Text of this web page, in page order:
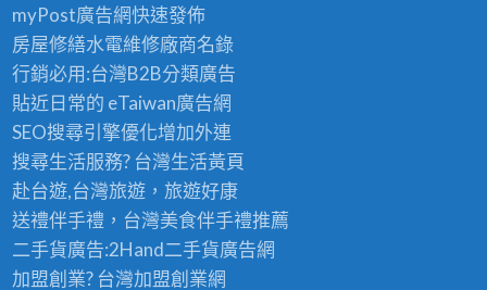
myPost廣告網快速發佈
房屋修繕水電維修廠商名錄
行銷必用:台灣B2B分類廣告
貼近日常的 eTaiwan廣告網
SEO搜尋引擎優化增加外連
搜尋生活服務? 台灣生活黃頁
赴台遊,台灣旅遊，旅遊好康
送禮伴手禮，台灣美食伴手禮推薦
二手貨廣告:2Hand二手貨廣告網
加盟創業? 台灣加盟創業網